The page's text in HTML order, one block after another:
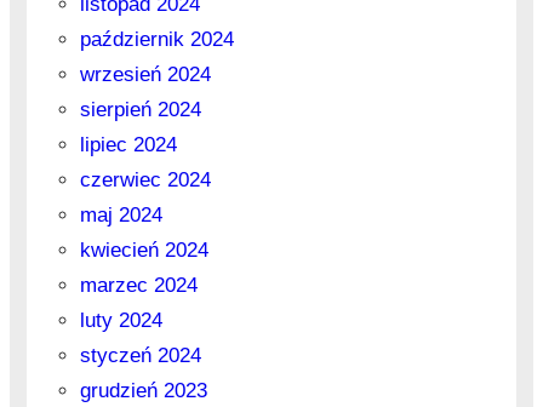
październik 2024
wrzesień 2024
sierpień 2024
lipiec 2024
czerwiec 2024
maj 2024
kwiecień 2024
marzec 2024
luty 2024
styczeń 2024
grudzień 2023